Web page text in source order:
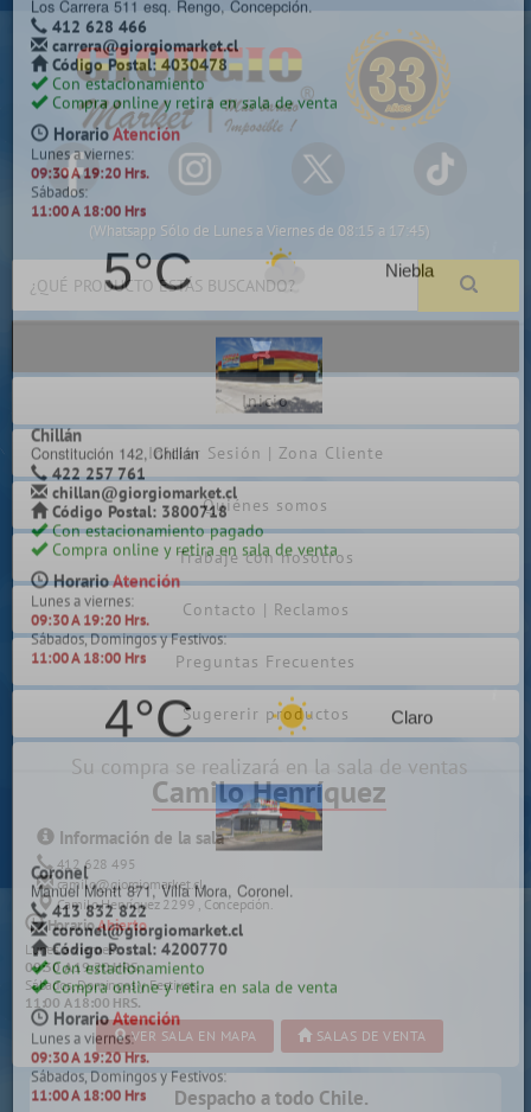
(Whatsapp Sólo de Lunes a Viernes de 08:15 a 17:45)
Inicio
Iniciar Sesión | Zona Cliente
Quiénes somos
Trabaje con nosotros
Contacto | Reclamos
Preguntas Frecuentes
Sugererir productos
Su compra se realizará en la sala de ventas
Camilo Henríquez
Información de la sala
412 628 495
camilo@giorgiomarket.cl
Camilo Henríquez 2299 , Concepción.
HorarioAbierto
Lunes a viernes:
09:30 A 19:20 HRS.
Sábados, Domingos y Festivos:
11:00 A 18:00 HRS.
VER SALA EN MAPA
SALAS DE VENTA
Despacho a todo Chile.
Selecciona y cotiza en la sala de venta más cercana a tu localidad
Camilo Henríquez
Camilo Henríquez 2299 Chillancito, Concepción.
412 628 495
camilo@giorgiomarket.cl
Código Postal: 4080858
Con estacionamiento
Compra online y retira en sala de venta
Despacho a todo Chile
Lunes a viernes:
Sábados, Domingos y Festivos:
11:00 A 18:00 Hrs
5°C Niebla
Carrera
Los Carrera 511 esq. Rengo, Concepción.
412 628 466
carrera@giorgiomarket.cl
Código Postal: 4030478
Con estacionamiento
Compra online y retira en sala de venta
Atención
09:30 A 19:20 Hrs.
Sábados:
11:00 A 18:00 Hrs
5°C
Chillán